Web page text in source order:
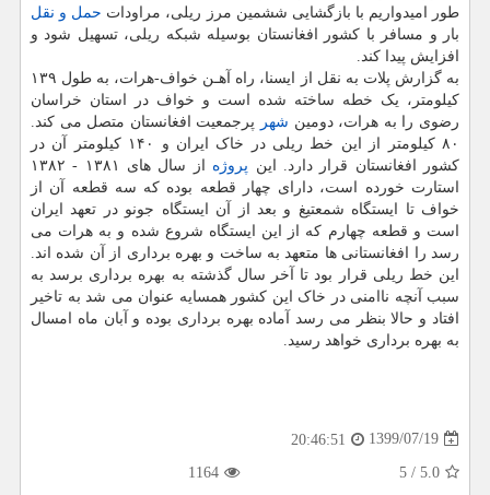
طور امیدواریم با بازگشایی ششمین مرز ریلی، مراودات حمل و نقل
بار و مسافر با کشور افغانستان بوسیله شبکه ریلی، تسهیل شود و
افزایش پیدا کند.
به گزارش پلات به نقل از ایسنا، راه آهـن خواف-هرات، به طول ۱۳۹
کیلومتر، یک خطه ساخته شده است و خواف در استان خراسان
رضوی را به هرات، دومین شهر
پرجمعیت افغانستان متصل می کند.
۸۰ کیلومتر از این خط ریلی در خاک ایران و ۱۴۰ کیلومتر آن در
کشور افغانستان قرار دارد. این پروژه
از سال های ۱۳۸۱ - ۱۳۸۲
استارت خورده است، دارای چهار قطعه بوده که سه قطعه آن از
خواف تا ایستگاه شمعتیغ و بعد از آن ایستگاه جونو در تعهد ایران
است و قطعه چهارم که از این ایستگاه شروع شده و به هرات می
رسد را افغانستانی ها متعهد به ساخت و بهره برداری از آن شده اند.
این خط ریلی قرار بود تا آخر سال گذشته به بهره برداری برسد به
سبب آنچه ناامنی در خاک این کشور همسایه عنوان می شد به تاخیر
افتاد و حالا بنظر می رسد آماده بهره برداری بوده و آبان ماه امسال
به بهره برداری خواهد رسید.
1399/07/19
20:46:51
5.0
/
5
1164